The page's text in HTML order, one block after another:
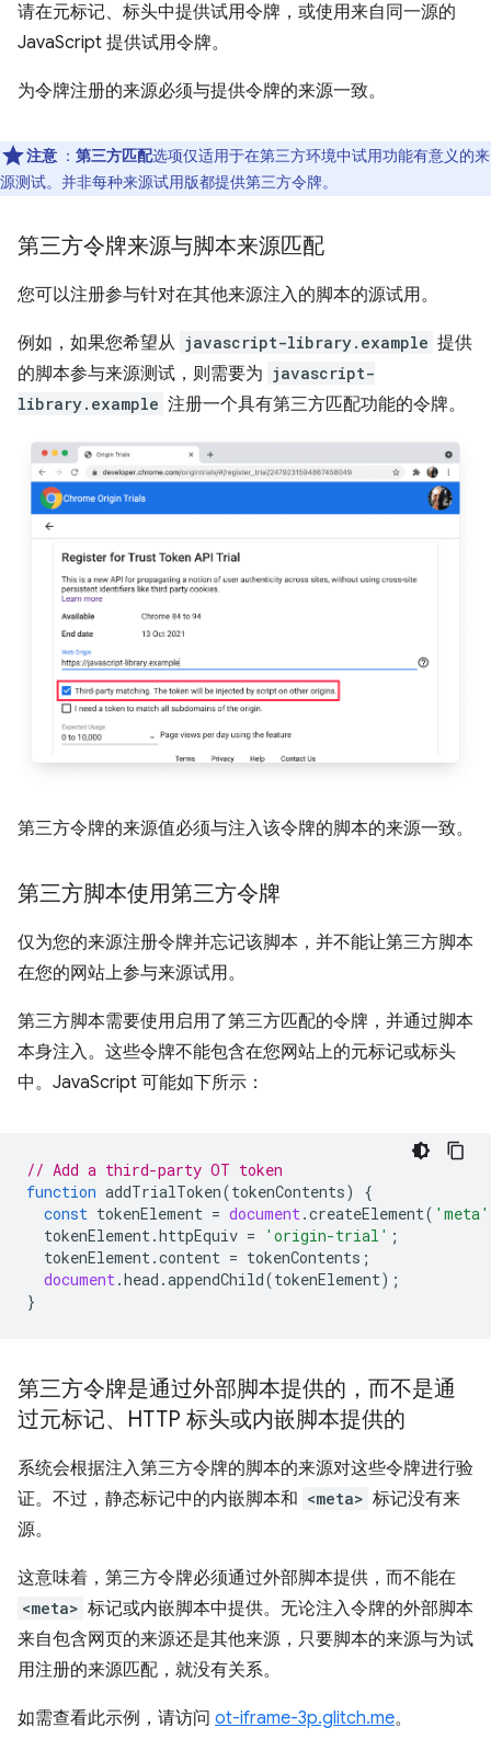
请在元标记、标头中提供试用令牌，或使用来自同一源的
JavaScript 提供试用令牌。
为令牌注册的来源必须与提供令牌的来源一致。
注意 ： 第三方匹配选项仅适用于在第三方环境中试用功能有意义的来
源测试。并非每种来源试用版都提供第三方令牌。
第三方令牌来源与脚本来源匹配
您可以注册参与针对在其他来源注入的脚本的源试用。
例如，如果您希望从 javascript-library.example 提供
的脚本参与来源测试，则需要为 javascript-
library.example 注册一个具有第三方匹配功能的令牌。
第三方令牌的来源值必须与注入该令牌的脚本的来源一致。
第三方脚本使用第三方令牌
仅为您的来源注册令牌并忘记该脚本，并不能让第三方脚本
在您的网站上参与来源试用。
第三方脚本需要使用启用了第三方匹配的令牌，并通过脚本
本身注入。这些令牌不能包含在您网站上的元标记或标头
中。JavaScript 可能如下所示：
// Add a third-party OT token
function addTrialToken(tokenContents)
{
const tokenElement = document.createElement( 'meta'
tokenElement.httpEquiv = 'origin-trial' ;
tokenElement.content = tokenContents ;
document.head .appendChild(tokenElement);
}
第三方令牌是通过外部脚本提供的，而不是通
过元标记、HTTP 标头或内嵌脚本提供的
系统会根据注入第三方令牌的脚本的来源对这些令牌进行验
证。不过，静态标记中的内嵌脚本和 <meta> 标记没有来
源。
这意味着，第三方令牌必须通过外部脚本提供，而不能在
<meta> 标记或内嵌脚本中提供。无论注入令牌的外部脚本
来自包含网页的来源还是其他来源，只要脚本的来源与为试
用注册的来源匹配，就没有关系。
如需查看此示例，请访问 ot-iframe-3p.glitch.me。